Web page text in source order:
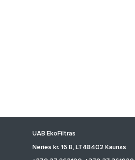
UAB EkoFiltras
Neries kr. 16 B, LT48402 Kaunas